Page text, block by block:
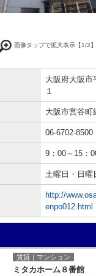
画像タップで拡大表示【1/2】
大阪府大阪市
１
大阪市営谷町
06-6702-8500
9：00～15：
土曜日・日曜
http://
enpo012.html
賃貸｜マンション
ミタカホーム８番館